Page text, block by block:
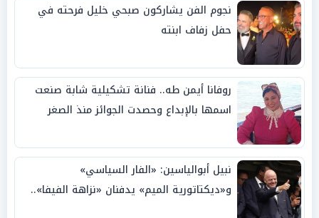
نجوم الفن يشاركون صبحي خليل فرحته في
حفل زفاف ابنته
روفانا أيمن طه.. فنانة تشكيلية شابة صنعت
اسمها بالإبداع وحصدت الجوائز منذ الصغر
نبيل أبوالياسين: «الفار السياسي»
و«ديكتاتورية الميم» يدفنان «نزاهة الفيفا»..